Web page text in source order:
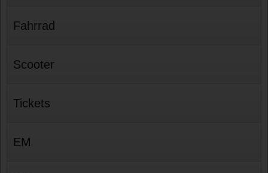
Fahrrad
Scooter
Tickets
EM